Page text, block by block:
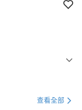
查看全部